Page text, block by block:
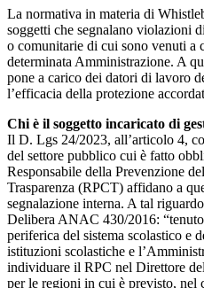
La normativa in materia di
soggetti che segnalano violazioni
o comunitarie di cui sono venuti a
determinata Amministrazione. A
pone a carico dei datori di lavoro
l’efficacia della protezione
Chi è il soggetto incaricato di
Il D. Lgs 24/2023, all’articolo 4,
del settore pubblico cui è fatto
Responsabile della Prevenzione
Trasparenza (RPCT) affidano a
segnalazione interna. A tal
Delibera ANAC 430/2016:
periferica del sistema scolastico e
istituzioni scolastiche e
individuare il RPC nel Direttore
per le regioni in cui è previsto, nel